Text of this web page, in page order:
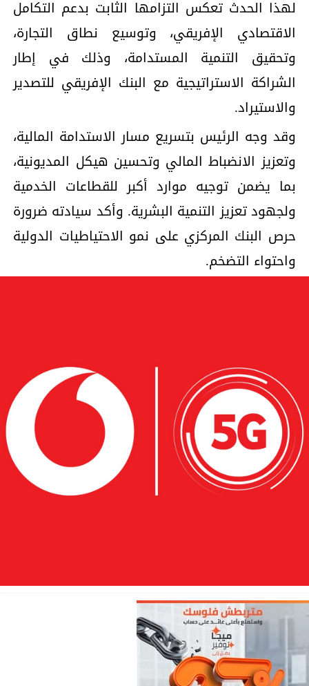
لهذا الحدث تعكس التزامها الثابت بدعم التكامل
الاقتصادي الإفريقي، وتوسيع نطاق التجارة،
وتحقيق التنمية المستدامة، وذلك في إطار
الشراكة الاستراتيجية مع البنك الإفريقي للتصدير
والاستيراد.
وقد وجه الرئيس بتسريع مسار الاستدامة المالية،
وتعزيز الانضباط المالي وتحسين هيكل المديونية،
بما يضمن توجيه موارد أكبر للقطاعات الخدمية
ولجهود تعزيز التنمية البشرية. وأكد سيادته ضرورة
حرص البنك المركزي على نمو الاحتياطيات الدولية
واحتواء التضخم.